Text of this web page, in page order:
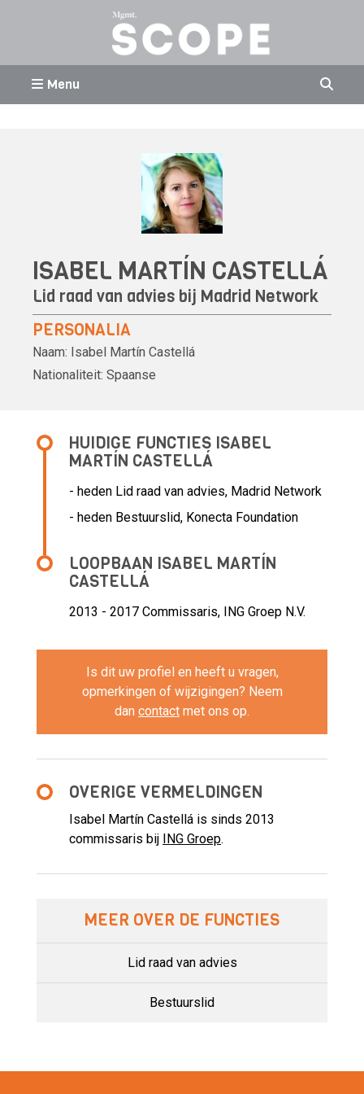
Menu
ISABEL MARTÍN CASTELLÁ
Lid raad van advies bij Madrid Network
PERSONALIA
Naam: Isabel Martín Castellá
Nationaliteit: Spaanse
HUIDIGE FUNCTIES ISABEL
MARTÍN CASTELLÁ
- heden Lid raad van advies, Madrid Network
- heden Bestuurslid, Konecta Foundation
LOOPBAAN ISABEL MARTÍN
CASTELLÁ
2013 - 2017 Commissaris, ING Groep N.V.
Is dit uw profiel en heeft u vragen,
opmerkingen of wijzigingen? Neem
dan contact met ons op.
OVERIGE VERMELDINGEN
Isabel Martín Castellá is sinds 2013
commissaris bij ING Groep.
MEER OVER DE FUNCTIES
Lid raad van advies
Bestuurslid